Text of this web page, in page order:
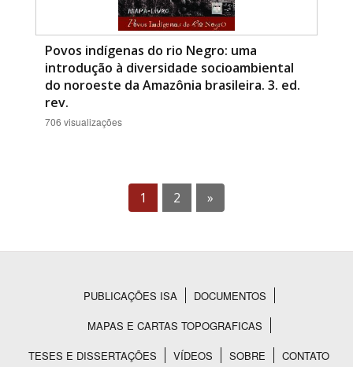
Povos indígenas do rio Negro: uma
introdução à diversidade socioambiental
do noroeste da Amazônia brasileira. 3. ed.
rev.
706 visualizações
1 2 »
Rodapé
PUBLICAÇÕES ISA
DOCUMENTOS
MAPAS E CARTAS TOPOGRAFICAS
TESES E DISSERTAÇÕES
VÍDEOS SOBRE CONTATO